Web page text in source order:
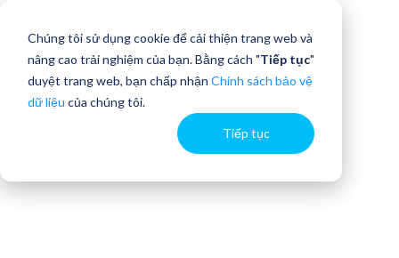
Chúng tôi sử dụng cookie để cải thiện trang web và
nâng cao trải nghiệm của bạn. Bằng cách "Tiếp tục"
duyệt trang web, bạn chấp nhận Chính sách bảo vệ
dữ liệu của chúng tôi.
Tiếp tục